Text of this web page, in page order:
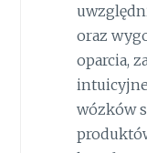
oraz
oparcia,
wózków